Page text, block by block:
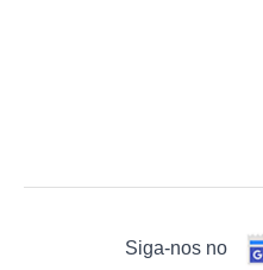
Siga-nos no